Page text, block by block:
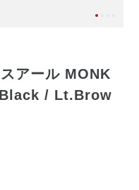
アール MONK
/ Lt.Brow